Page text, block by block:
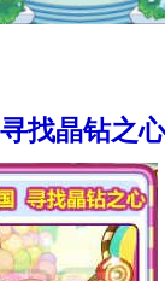
找晶钻之